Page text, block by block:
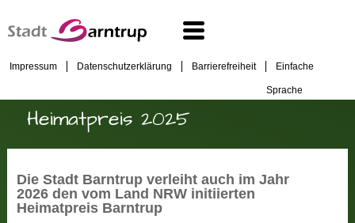
Impressum Datenschutzerklärung Barrierefreiheit Einfache
Sprache
Heimatpreis 2025
Die Stadt Barntrup verleiht auch im Jahr
2026 den vom Land NRW initiierten
Heimatpreis Barntrup